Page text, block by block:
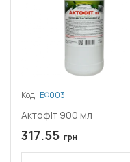
Код: БФ003
Актофіт 900 мл
317.55 грн